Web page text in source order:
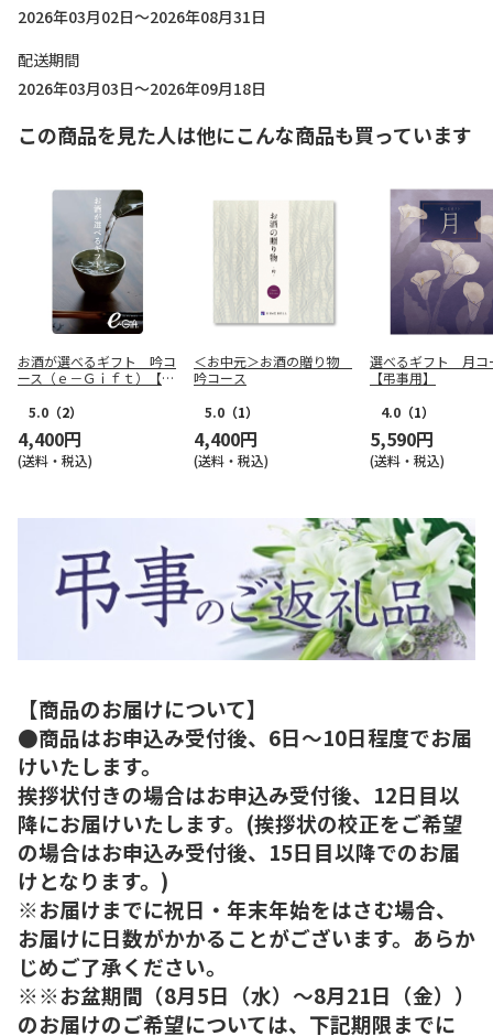
2026年03月02日～2026年08月31日
配送期間
2026年03月03日～2026年09月18日
この商品を見た人は他にこんな商品も買っています
お酒が選べるギフト 吟コ
ース（ｅ－Ｇｉｆｔ）【慶
5.0 （2）
4,400円
(送料・税込)
＜お中元＞お酒の贈り物
吟コース
5.0 （1）
4,400円
(送料・税込)
選べるギフト 月コ
【弔事用】
4.0 （1）
5,590円
(送料・税込)
【商品のお届けについて】
●商品はお申込み受付後、6日～10日程度でお届
けいたします。
挨拶状付きの場合はお申込み受付後、12日目以
降にお届けいたします。(挨拶状の校正をご希望
の場合はお申込み受付後、15日目以降でのお届
けとなります。)
※お届けまでに祝日・年末年始をはさむ場合、
お届けに日数がかかることがございます。あらか
じめご了承ください。
※※お盆期間（8月5日（水）～8月21日（金））
のお届けのご希望については、下記期限までに